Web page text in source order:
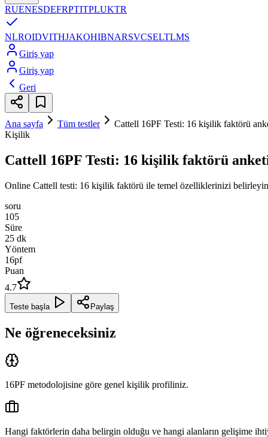
RUENESDEFRPTITPLUKTR
NLROIDVITHJAKOHIBNARSVCSELTLMS
Giriş yap
Giriş yap
Geri
Ana sayfa Tüm testler
Cattell 16PF Testi: 16 kişilik faktörü
Kişilik
Cattell 16PF Testi: 16 kişilik faktörü
Online Cattell testi: 16 kişilik faktörü ile temel özelliklerinizi
soru
105
Süre
25 dk
Yöntem
16pf
Puan
4.7
Teste başla Paylaş
Ne öğreneceksiniz
16PF metodolojisine göre genel kişilik profiliniz.
Hangi faktörlerin daha belirgin olduğu ve hangi alanların gelişime